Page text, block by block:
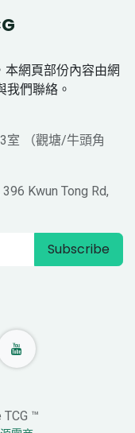
本網頁部份內容由網
我們聯絡。
室 （觀塘/牛頭角
Kwun Tong Rd,
Subscribe
™